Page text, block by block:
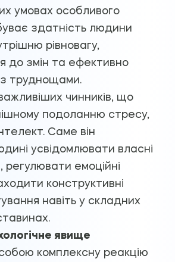
умовах особливого
здатність людини
рівновагу,
до змін та ефективно
труднощами.
чинників, що
подоланню стресу,
Саме він
усвідомлювати власні
емоційні
конструктивні
навіть у складних
явище
комплексну реакцію